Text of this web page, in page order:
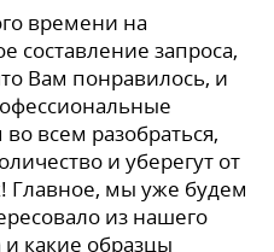
времени на
составление запроса,
Вам понравилось, и
всем разобраться,
и уберегут от
Главное, мы уже будем
из нашего
и какие образцы